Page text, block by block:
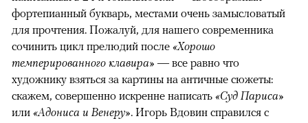
фортепианный букварь, местами очень замысловатый
для прочтения. Пожалуй, для нашего современника
сочинить цикл прелюдий после «Хорошо
темперированного клавира» — все равно что
художнику взяться за картины на античные сюжеты:
скажем, совершенно искренне написать «Суд Париса»
или «Адониса и Венеру». Игорь Вдовин справился с